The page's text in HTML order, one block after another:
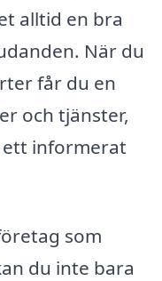
alltid en bra
När du
får du en
och tjänster,
informerat
som
du inte bara